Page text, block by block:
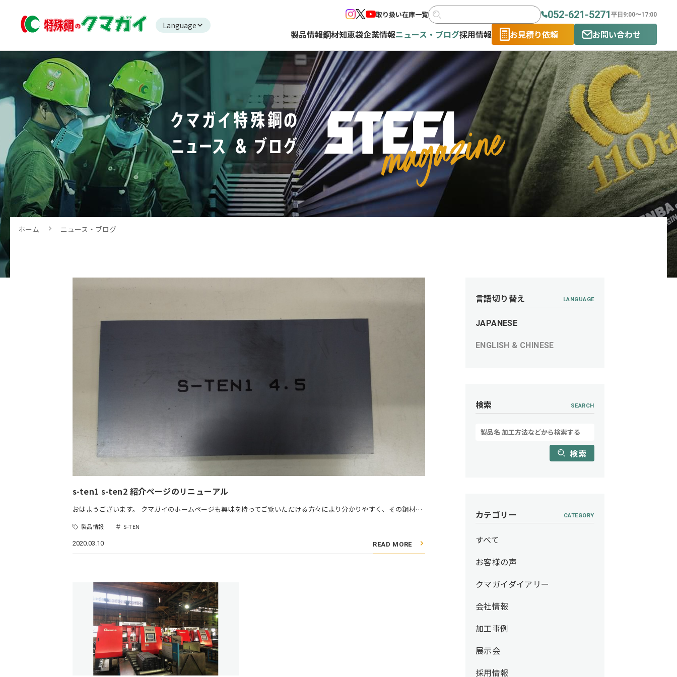
Language
製品情報鋼材知恵袋企業情報ニュース・ブログ採用情報 お見積り依頼 お問い合わせ
取り扱い在庫一覧 052-621-5271 平日9:00〜17:00
ホーム ニュース・ブログ
s-ten1 s-ten2 紹介ページのリニューアル
おはようございます。 クマガイのホームページも興味を持ってご覧いただける方々により分かりやすく、その鋼材…
製品情報 S-TEN
2020.03.10 READ MORE
言語切り替え LANGUAGE
JAPANESE
ENGLISH & CHINESE
検索 SEARCH
検索
カテゴリー CATEGORY
すべて
お客様の声
クマガイダイアリー
会社情報
加工事例
展示会
採用情報